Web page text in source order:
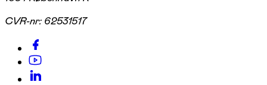
CVR-nr: 62531517